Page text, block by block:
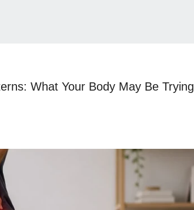
What Your Body May Be Trying